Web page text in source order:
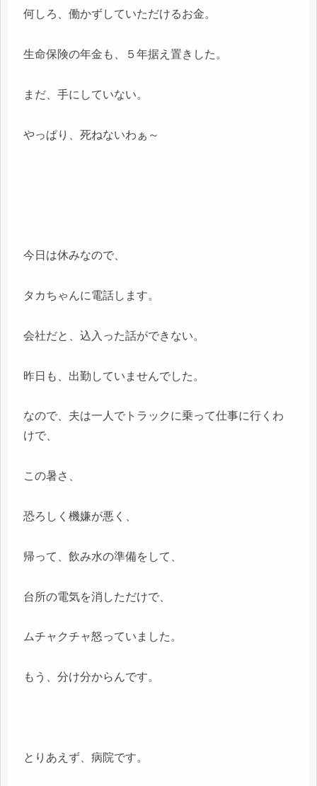
何しろ、働かずしていただけるお金。
生命保険の年金も、５年据え置きした。
まだ、手にしていない。
やっぱり、死ねないわぁ～
今日は休みなので、
タカちゃんに電話します。
会社だと、込入った話ができない。
昨日も、出勤していませんでした。
なので、夫は一人でトラックに乗って仕事に行くわ
けで、
この暑さ、
恐ろしく機嫌が悪く、
帰って、飲み水の準備をして、
台所の電気を消しただけで、
ムチャクチャ怒っていました。
もう、分け分からんです。
とりあえず、病院です。